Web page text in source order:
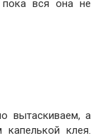
пока вся она не
вытаскиваем, а
клея.